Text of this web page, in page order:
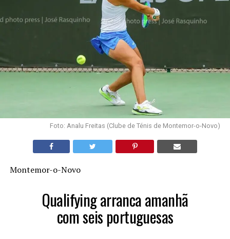
Foto: Analu Freitas (Clube de Ténis de Montemor-o-Novo)
Montemor-o-Novo
Qualifying arranca amanhã
com seis portuguesas